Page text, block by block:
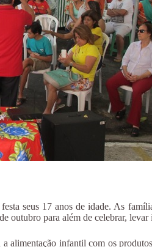
seus 17 anos de idade. As
outubro para além de celebrar,
alimentação infantil com os